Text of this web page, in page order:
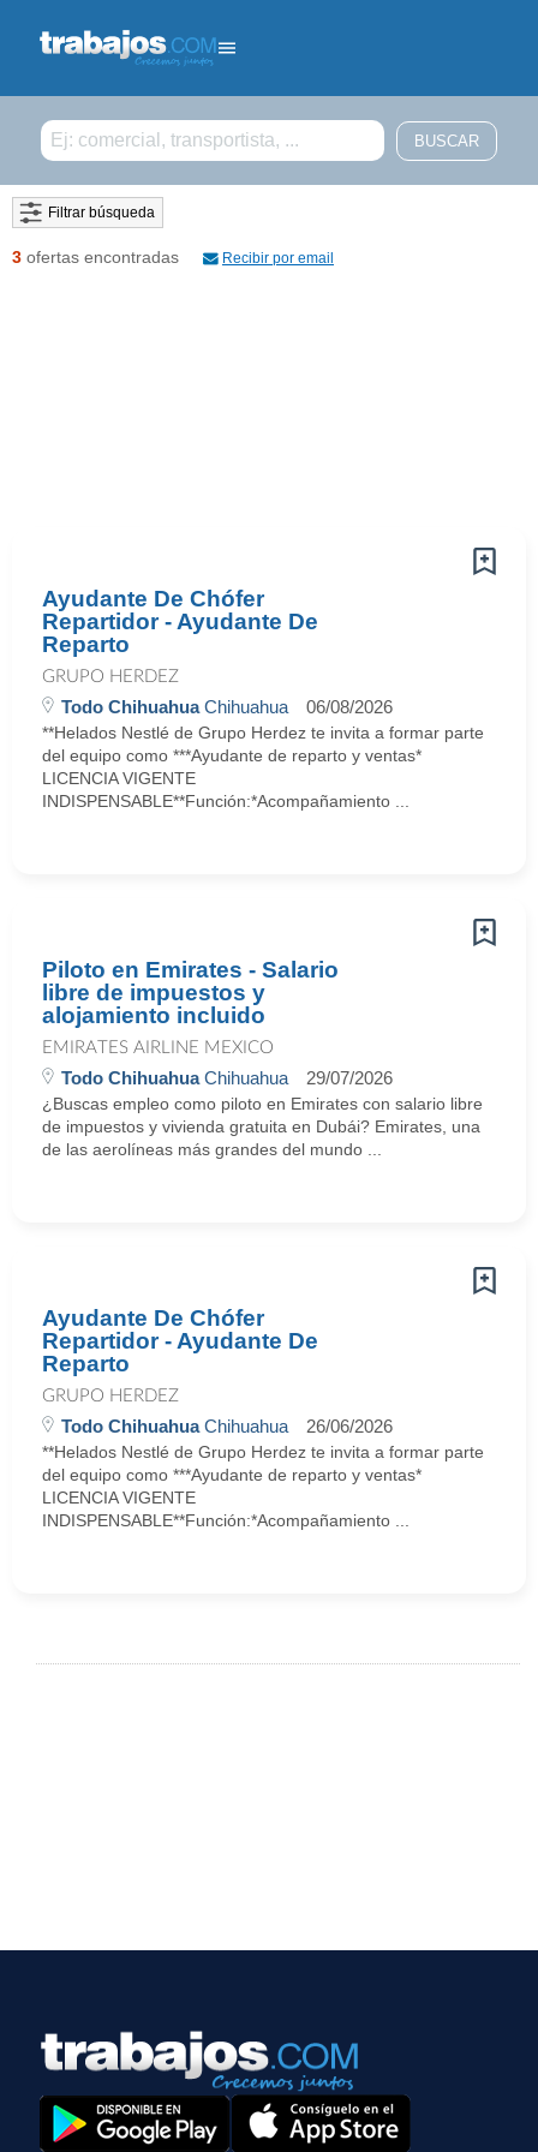
Filtrar búsqueda
3 ofertas encontradas Recibir por email
Ayudante De Chófer
Repartidor - Ayudante De
Reparto
GRUPO HERDEZ
Todo ChihuahuaChihuahua 06/08/2026
**Helados Nestlé de Grupo Herdez te invita a formar parte
del equipo como ***Ayudante de reparto y ventas*
LICENCIA VIGENTE
INDISPENSABLE**Función:*Acompañamiento ...
Piloto en Emirates - Salario
libre de impuestos y
alojamiento incluido
EMIRATES AIRLINE MEXICO
Todo ChihuahuaChihuahua 29/07/2026
¿Buscas empleo como piloto en Emirates con salario libre
de impuestos y vivienda gratuita en Dubái? Emirates, una
de las aerolíneas más grandes del mundo ...
Ayudante De Chófer
Repartidor - Ayudante De
Reparto
GRUPO HERDEZ
Todo ChihuahuaChihuahua 26/06/2026
**Helados Nestlé de Grupo Herdez te invita a formar parte
del equipo como ***Ayudante de reparto y ventas*
LICENCIA VIGENTE
INDISPENSABLE**Función:*Acompañamiento ...